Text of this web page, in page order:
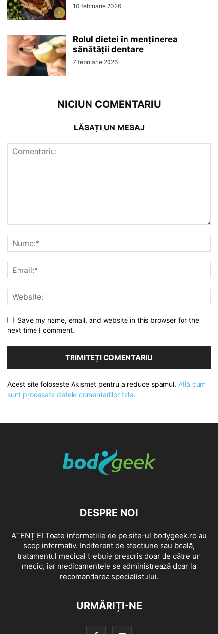
10 februarie 2026
Rolul dietei în menținerea
sănătății dentare
7 februarie 2026
NICIUN COMENTARIU
LĂSAȚI UN MESAJ
Save my name, email, and website in this browser for the
next time I comment.
Acest site folosește Akismet pentru a reduce spamul. Află cum
sunt procesate datele comentariilor tale.
DESPRE NOI
ATENȚIE! Toate informațiile de pe site-ul bodygeek.ro au
scop informativ. Indiferent de afecțiune sau boală,
tratamentul medical trebuie prescris doar de către un
medic, iar medicamentele se administrează doar la
recomandarea specialistului.
URMĂRIȚI-NE